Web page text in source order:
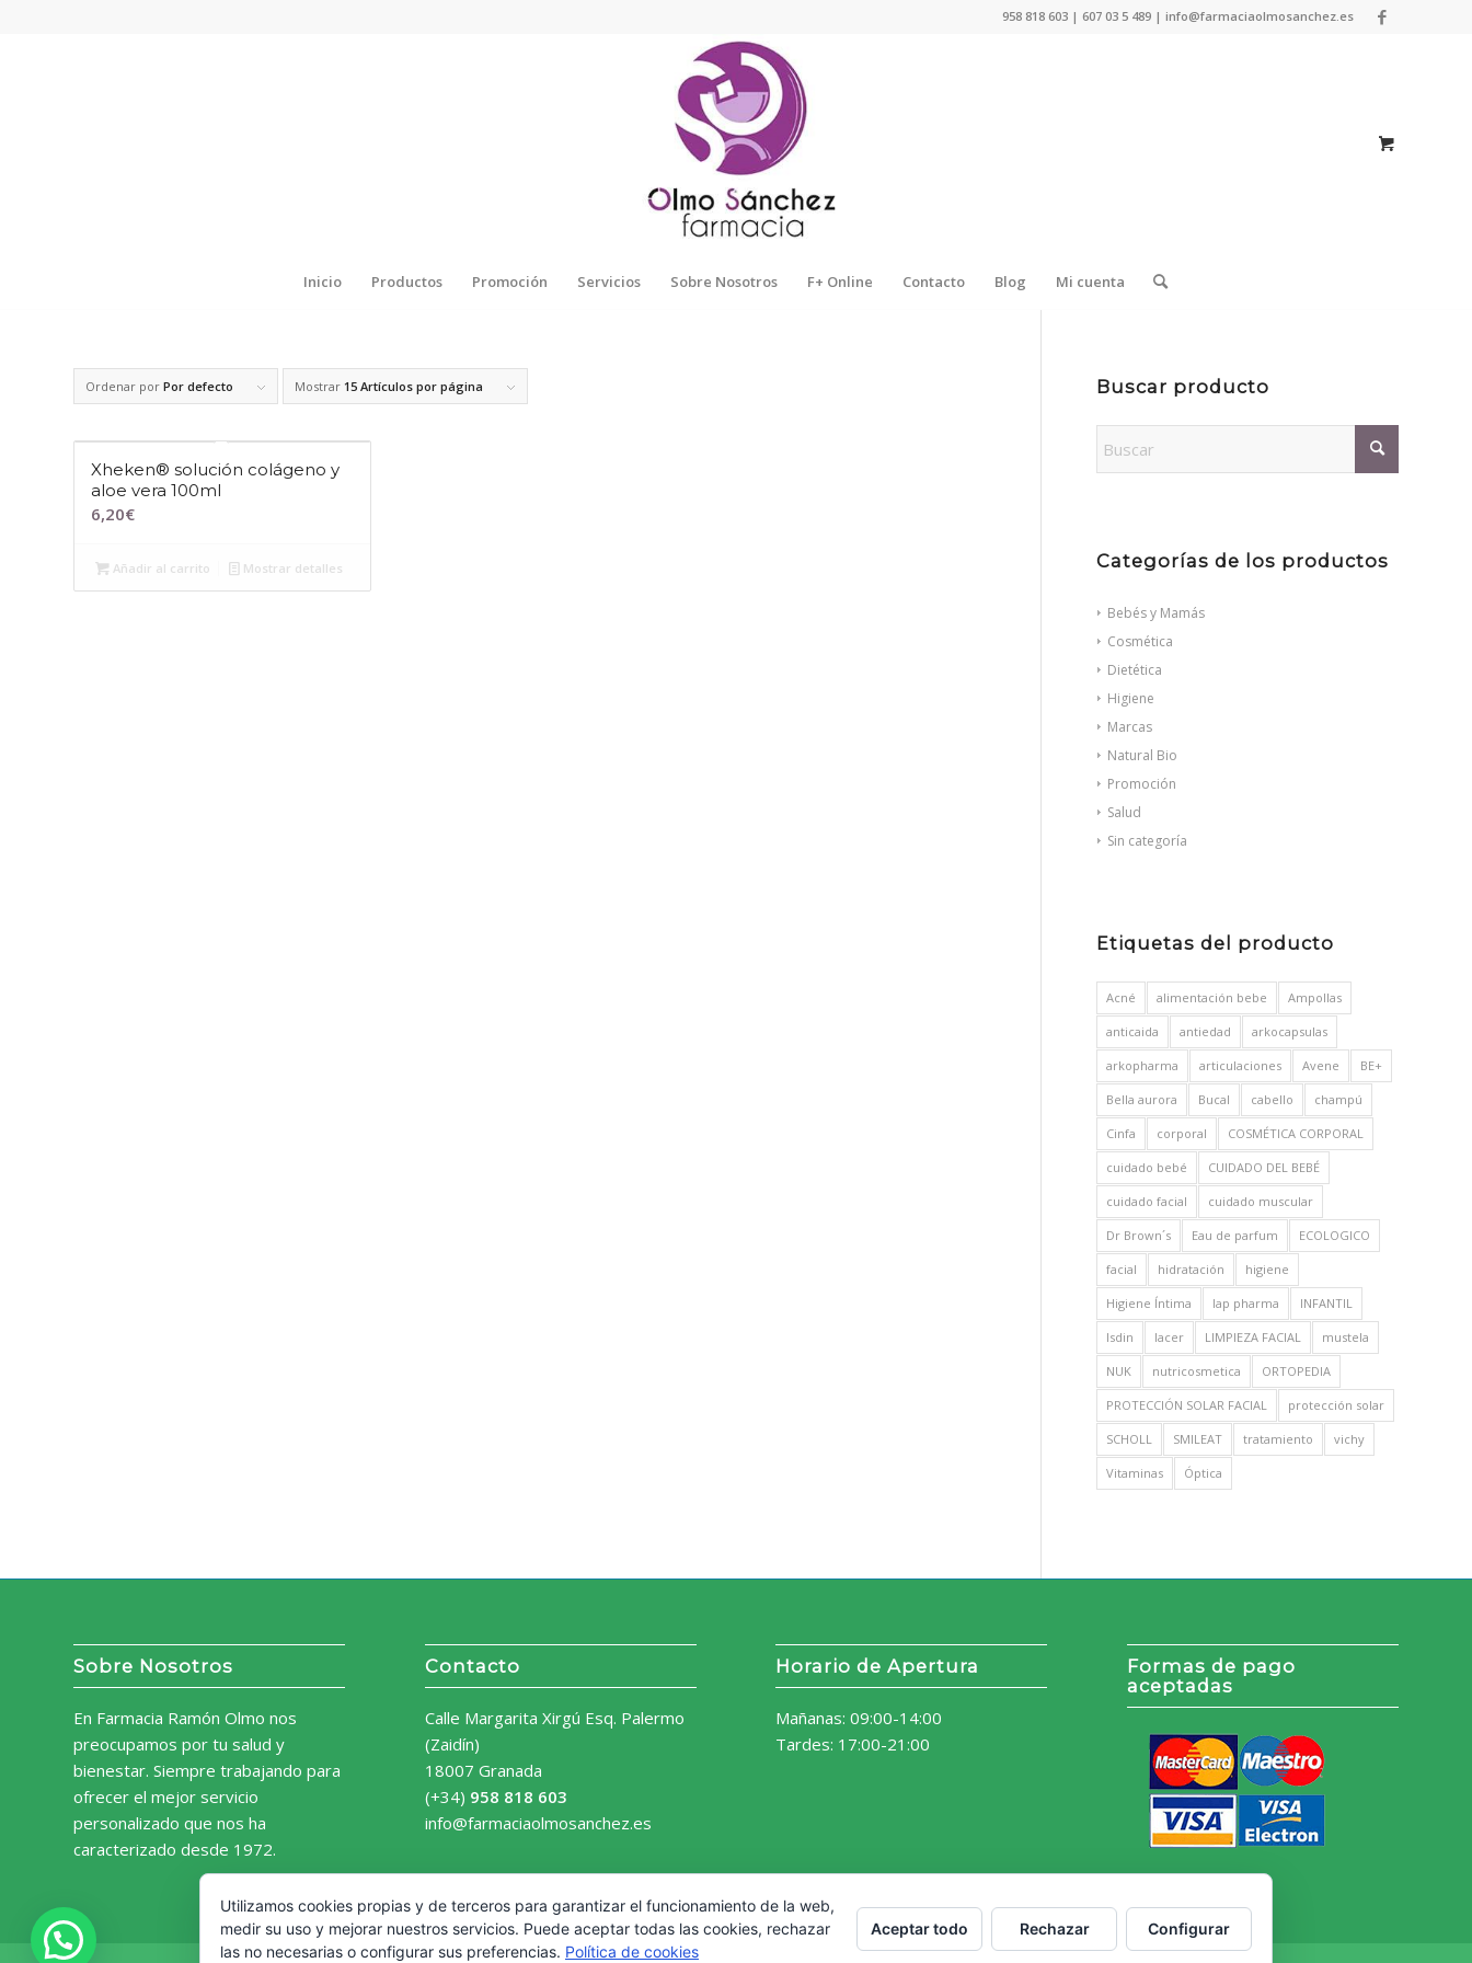
958 818 603 | 607 03 5 489 | info@farmaciaolmosanchez.es
Inicio Productos Promoción Servicios Sobre Nosotros F+ Online Contacto Blog Mi cuenta
Ordenar por Por defecto Mostrar 15 Artículos por página
Xheken® solución colágeno y
aloe vera 100ml
6,20€
Añadir al carrito Mostrar detalles
Buscar producto
Categorías de los productos
Bebés y Mamás
Cosmética
Dietética
Higiene
Marcas
Natural Bio
Promoción
Salud
Sin categoría
Etiquetas del producto
Acné alimentación bebe Ampollas
anticaida antiedad arkocapsulas
arkopharma articulaciones Avene BE+
Bella aurora Bucal cabello champú
Cinfa corporal COSMÉTICA CORPORAL
cuidado bebé CUIDADO DEL BEBÉ
cuidado facial cuidado muscular
Dr Brown´s Eau de parfum ECOLOGICO
facial hidratación higiene
Higiene Íntima Iap pharma INFANTIL
Isdin lacer LIMPIEZA FACIAL mustela
NUK nutricosmetica ORTOPEDIA
PROTECCIÓN SOLAR FACIAL protección solar
SCHOLL SMILEAT tratamiento vichy
Vitaminas Óptica
Sobre Nosotros
En Farmacia Ramón Olmo nos
preocupamos por tu salud y
bienestar. Siempre trabajando para
ofrecer el mejor servicio
personalizado que nos ha
caracterizado desde 1972.
Contacto
Calle Margarita Xirgú Esq. Palermo
(Zaidín)
18007 Granada
(+34) 958 818 603
info@farmaciaolmosanchez.es
Horario de Apertura
Mañanas: 09:00-14:00
Tardes: 17:00-21:00
Formas de pago
aceptadas
Utilizamos cookies propias y de terceros para garantizar el funcionamiento de la web,
medir su uso y mejorar nuestros servicios. Puede aceptar todas las cookies, rechazar
las no necesarias o configurar sus preferencias. Política de cookies
Aceptar todo Rechazar Configurar